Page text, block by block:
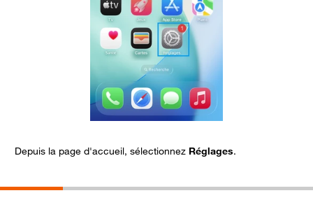
Depuis la page d'accueil, sélectionnez Réglages.